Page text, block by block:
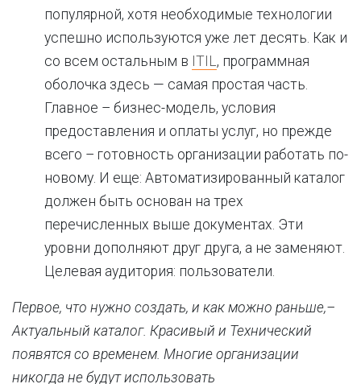
популярной, хотя необходимые технологии
успешно используются уже лет десять. Как и
со всем остальным в ITIL, программная
оболочка здесь — самая простая часть.
Главное – бизнес-модель, условия
предоставления и оплаты услуг, но прежде
всего – готовность организации работать по-
новому. И еще: Автоматизированный каталог
должен быть основан на трех
перечисленных выше документах. Эти
уровни дополняют друг друга, а не заменяют.
Целевая аудитория: пользователи.
Первое, что нужно создать, и как можно раньше,–
Актуальный каталог. Красивый и Технический
появятся со временем. Многие организации
никогда не будут использовать